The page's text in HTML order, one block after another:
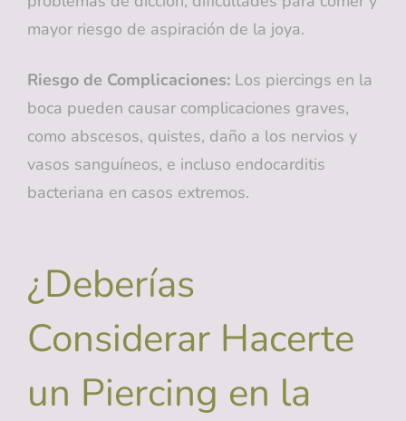
mayor riesgo de aspiración de la joya.
Riesgo de Complicaciones: Los piercings en la
boca pueden causar complicaciones graves,
como abscesos, quistes, daño a los nervios y
vasos sanguíneos, e incluso endocarditis
bacteriana en casos extremos.
¿Deberías
Considerar Hacerte
un Piercing en la